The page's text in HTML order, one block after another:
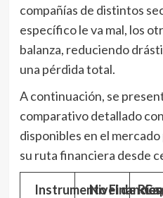
compañías de distintos
específico le va mal, los
balanza, reduciendo
una pérdida total.
A continuación, se
comparativo detallado
disponibles en el
su ruta financiera desde
InstrumentoNivel de